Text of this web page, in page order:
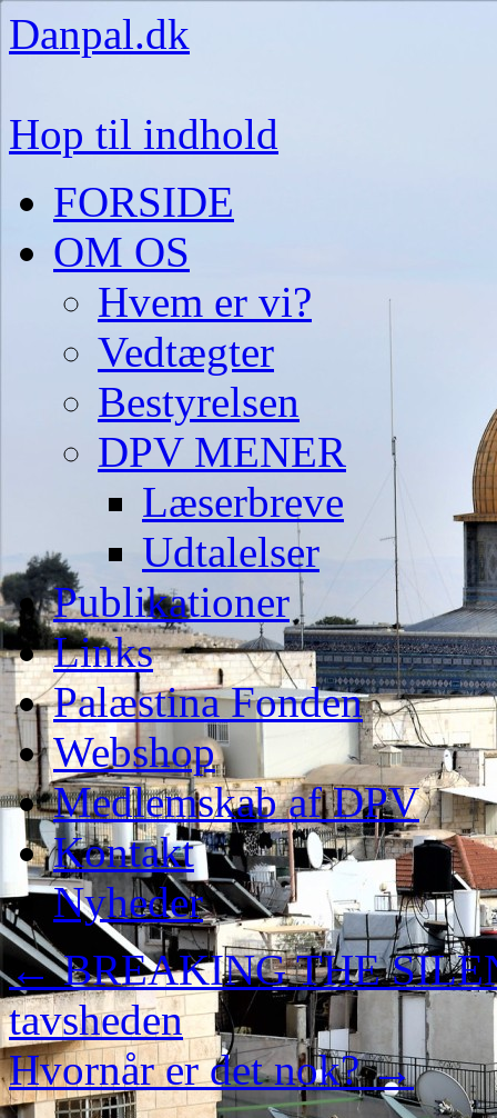
Danpal.dk
Hop til indhold
FORSIDE
OM OS
Hvem er vi?
Vedtægter
Bestyrelsen
DPV MENER
Læserbreve
Udtalelser
Publikationer
Links
Palæstina Fonden
Webshop
Medlemskab af DPV
Kontakt
Nyheder
←BREAKING THE
tavsheden
Hvornår er det nok?→